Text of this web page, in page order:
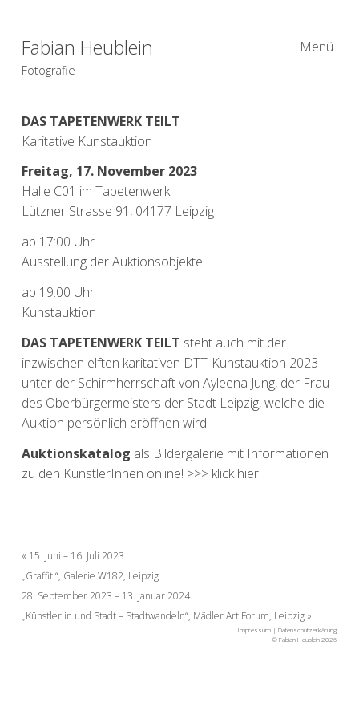
Fabian Heublein
Fotografie
Menü
DAS TAPETENWERK TEILT
Karitative Kunstauktion
Freitag, 17. November 2023
Halle C01 im Tapetenwerk
Lützner Strasse 91, 04177 Leipzig
ab 17:00 Uhr
Ausstellung der Auktionsobjekte
ab 19:00 Uhr
Kunstauktion
DAS TAPETENWERK TEILT steht auch mit der
inzwischen elften karitativen DTT-Kunstauktion 2023
unter der Schirmherrschaft von Ayleena Jung, der Frau
des Oberbürgermeisters der Stadt Leipzig, welche die
Auktion persönlich eröffnen wird.
Auktionskatalog als Bildergalerie mit Informationen
zu den KünstlerInnen online! >>> klick hier!
Beitragsnavigation
15. Juni – 16. Juli 2023
„Graffiti“, Galerie W182, Leipzig
28. September 2023 – 13. Januar 2024
„Künstler:in und Stadt – Stadtwandeln​“, Mädler Art Forum, Leipzig
Impressum |Datenschutzerklärung
© Fabian Heublein 2026